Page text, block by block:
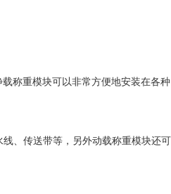
称重模块可以非常方便地安装在各种
、传送带等，另外动载称重模块还可